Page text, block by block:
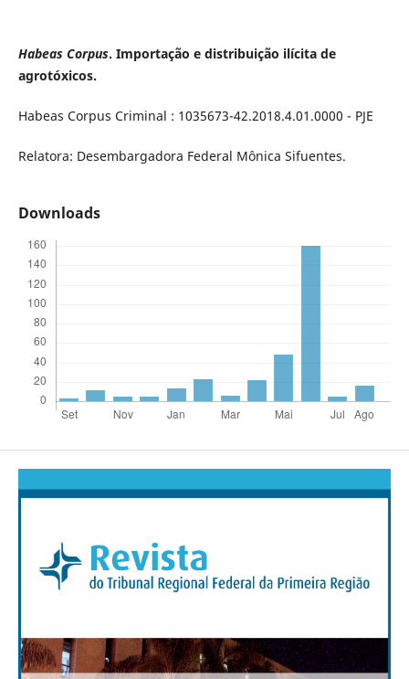
Habeas Corpus. Importação e distribuição ilícita de
agrotóxicos.
Habeas Corpus Criminal : 1035673-42.2018.4.01.0000 - PJE
Relatora: Desembargadora Federal Mônica Sifuentes.
Downloads